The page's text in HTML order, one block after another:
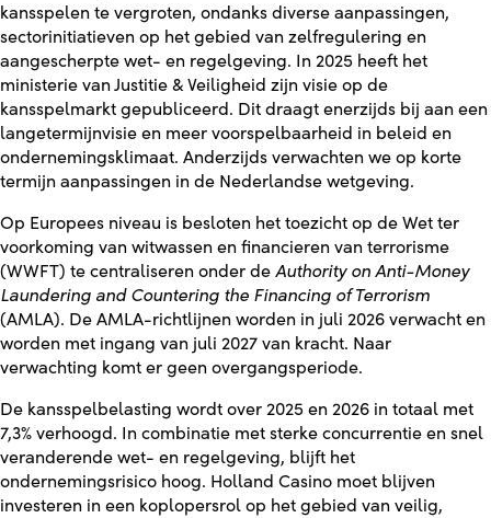
kansspelen te vergroten, ondanks diverse aanpassingen,
sectorinitiatieven op het gebied van zelfregulering en
aangescherpte wet- en regelgeving. In 2025 heeft het
ministerie van Justitie & Veiligheid zijn visie op de
kansspelmarkt gepubliceerd. Dit draagt enerzijds bij aan een
langetermijnvisie en meer voorspelbaarheid in beleid en
ondernemingsklimaat. Anderzijds verwachten we op korte
termijn aanpassingen in de Nederlandse wetgeving.
Op Europees niveau is besloten het toezicht op de Wet ter
voorkoming van witwassen en financieren van terrorisme
(WWFT) te centraliseren onder de Authority on Anti-Money
Laundering and Countering the Financing of Terrorism
(AMLA). De AMLA-richtlijnen worden in juli 2026 verwacht en
worden met ingang van juli 2027 van kracht. Naar
verwachting komt er geen overgangsperiode.
De kansspelbelasting wordt over 2025 en 2026 in totaal met
7,3% verhoogd. In combinatie met sterke concurrentie en snel
veranderende wet- en regelgeving, blijft het
ondernemingsrisico hoog. Holland Casino moet blijven
investeren in een koplopersrol op het gebied van veilig,